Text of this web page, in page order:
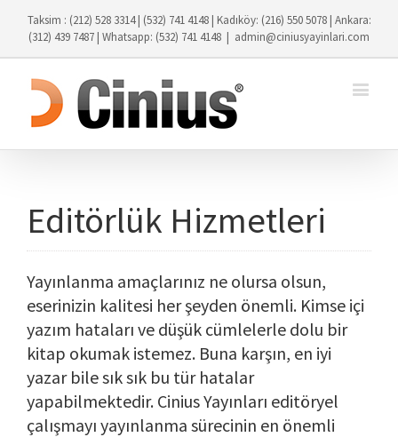
Taksim : (212) 528 3314 | (532) 741 4148 | Kadıköy: (216) 550 5078 | Ankara:
(312) 439 7487 | Whatsapp: (532) 741 4148 | admin@ciniusyayinlari.com
Editörlük Hizmetleri
Yayınlanma amaçlarınız ne olursa olsun,
eserinizin kalitesi her şeyden önemli. Kimse içi
yazım hataları ve düşük cümlelerle dolu bir
kitap okumak istemez. Buna karşın, en iyi
yazar bile sık sık bu tür hatalar
yapabilmektedir. Cinius Yayınları editöryel
çalışmayı yayınlanma sürecinin en önemli